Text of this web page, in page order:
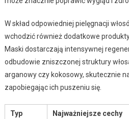
W skład odpowiedniej pielęgnacji
wchodzić również dodatkowe
Maski dostarczają intensywnej
odbudowie zniszczonej struktury
arganowy czy kokosowy, skutecznie
zapobiegając ich puszeniu się.
Typ
Najważniejsze cechy